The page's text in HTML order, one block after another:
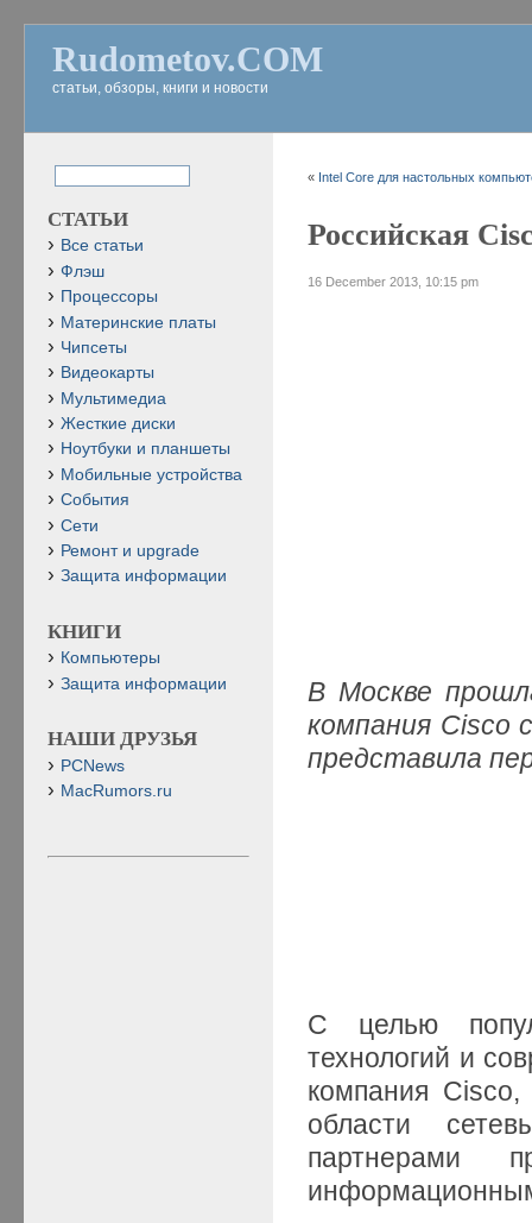
Rudometov.COM
статьи, обзоры, книги и новости
« Intel Core для настольных
Российская
16 December 2013, 10:15 pm
В Москве
компания Cisco
представила
С целью
технологий и
компания
области
партнерами
СТАТЬИ
Все статьи
Флэш
Процессоры
Материнские платы
Чипсеты
Видеокарты
Мультимедиа
Жесткие диски
Ноутбуки и планшеты
Мобильные устройства
События
Сети
Ремонт и upgrade
Защита информации
КНИГИ
Компьютеры
Защита информации
НАШИ ДРУЗЬЯ
PCNews
MacRumors.ru